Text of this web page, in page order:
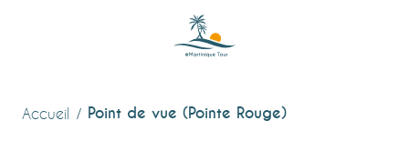
Accueil Point de vue (Pointe Rouge)